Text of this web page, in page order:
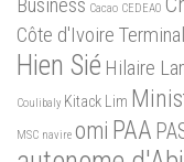
Business Cacao CEDEAO
Côte d'Ivoire Terminal
Hien Sié Hilaire
Coulibaly Kitack Lim
MSC navire omi PAA